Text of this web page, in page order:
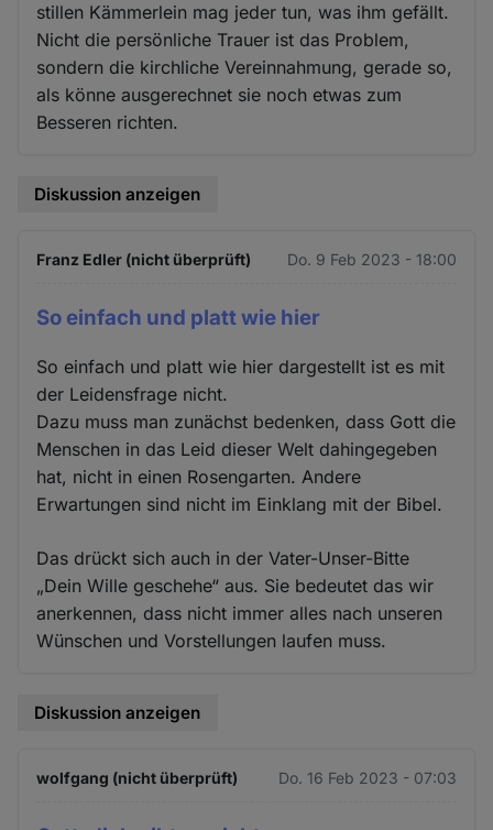
stillen Kämmerlein mag jeder tun, was ihm gefällt.
Nicht die persönliche Trauer ist das Problem,
sondern die kirchliche Vereinnahmung, gerade so,
als könne ausgerechnet sie noch etwas zum
Besseren richten.
Diskussion anzeigen
Franz Edler (nicht überprüft) Do. 9 Feb 2023 - 18:00
So einfach und platt wie hier
So einfach und platt wie hier dargestellt ist es mit
der Leidensfrage nicht.
Dazu muss man zunächst bedenken, dass Gott die
Menschen in das Leid dieser Welt dahingegeben
hat, nicht in einen Rosengarten. Andere
Erwartungen sind nicht im Einklang mit der Bibel.
Das drückt sich auch in der Vater-Unser-Bitte
„Dein Wille geschehe“ aus. Sie bedeutet das wir
anerkennen, dass nicht immer alles nach unseren
Wünschen und Vorstellungen laufen muss.
Diskussion anzeigen
wolfgang (nicht überprüft) Do. 16 Feb 2023 - 07:03